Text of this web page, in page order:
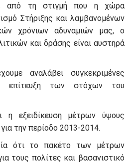
από τη στιγμή που η χώρα
Στήριξης και λαμβανομένων
χρόνιων αδυναμιών μας, ο
και δράσης είναι αυστηρά
αναλάβει συγκεκριμένες
επίτευξη των στόχων του
η εξειδίκευση μέτρων ύψους
την περίοδο 2013-2014.
ότι το πακέτο των μέτρων
τους πολίτες και βασανιστικό